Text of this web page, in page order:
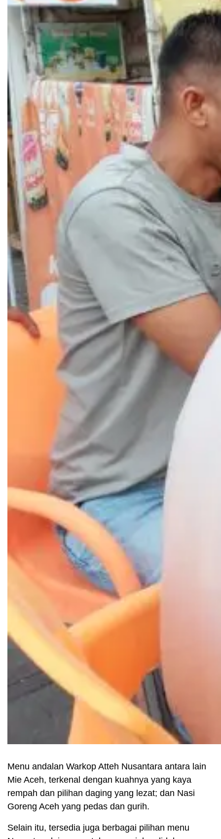
Menu andalan Warkop Atteh Nusantara antara lain
Mie Aceh, terkenal dengan kuahnya yang kaya
rempah dan pilihan daging yang lezat; dan Nasi
Goreng Aceh yang pedas dan gurih.
Selain itu, tersedia juga berbagai pilihan menu